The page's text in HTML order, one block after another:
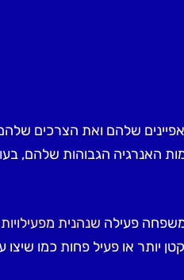
שלהם ואת הצרכים
האנרגיה הגבוהות שלהם,
פעילה שנהנית
יותר או פעיל פחות כמו שיצו